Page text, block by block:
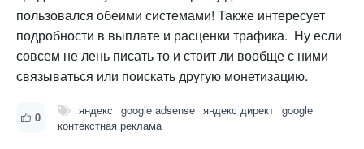
пользовался обеими системами! Также интересует
подробности в выплате и расценки трафика. Ну если
совсем не лень писать то и стоит ли вообще с ними
связываться или поискать другую монетизацию.
0 яндекс google adsense яндекс директ google
контекстная реклама